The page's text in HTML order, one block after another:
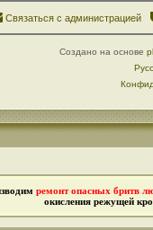
Связаться с администрацией
Создано на основе
ремонт опасных бритв
окисления режущей